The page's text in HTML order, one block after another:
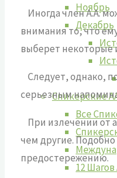
Ноябрь
Декабрь
Спикерские
Все
12 Шагов
Иногда член А.А.
внимания то, что
выберет некоторые
Следует, однако,
серьезным
При излечении от
чем другие.
предостережению.